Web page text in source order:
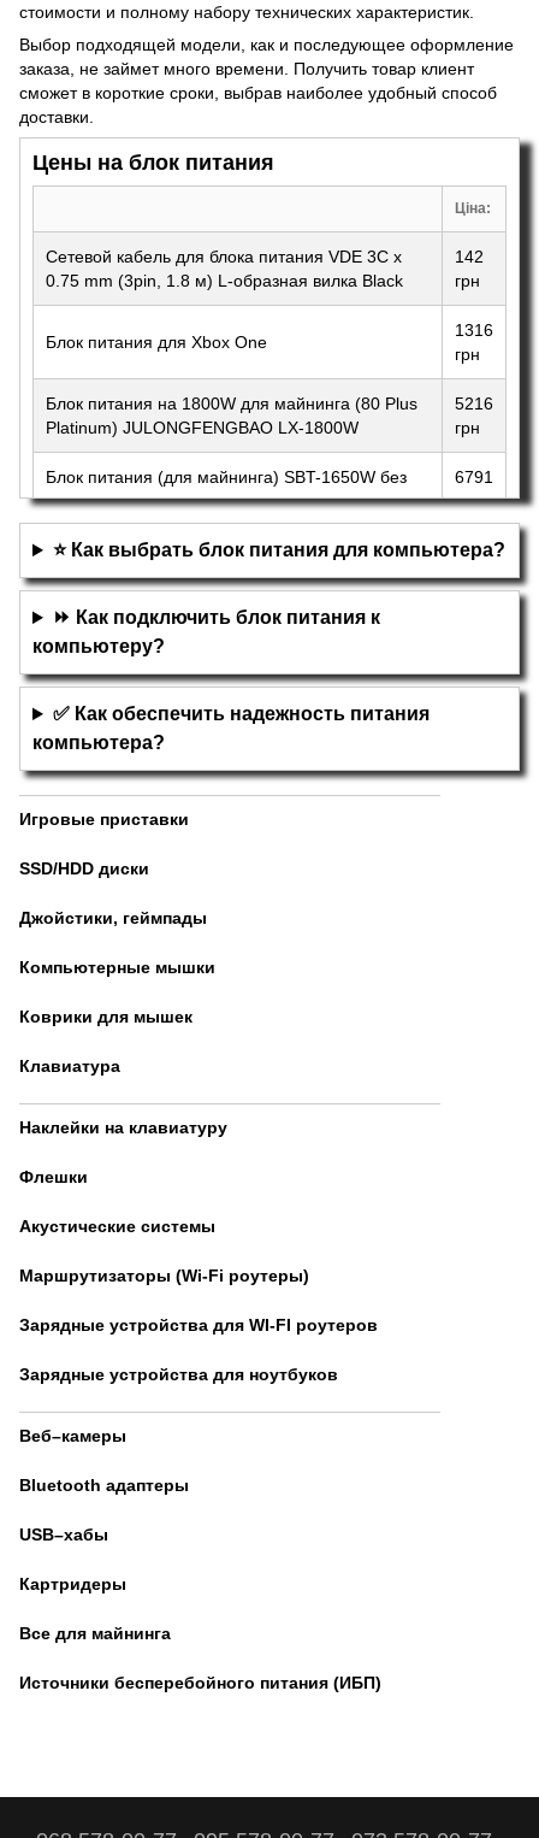
стоимости и полному набору технических характеристик.
Выбор подходящей модели, как и последующее оформление
заказа, не займет много времени. Получить товар клиент
сможет в короткие сроки, выбрав наиболее удобный способ
доставки.
Цены на блок питания
Ціна:
Сетевой кабель для блока питания VDE 3C x
0.75 mm (3pin, 1.8 м) L-образная вилка Black
142
грн
Блок питания для Xbox One
1316
грн
Блок питания на 1800W для майнинга (80 Plus
Platinum) JULONGFENGBAO LX-1800W
5216
грн
Блок питания (для майнинга) SBT-1650W без
упаковки
6791
грн
⭐ Как выбрать блок питания для компьютера?
⏩ Как подключить блок питания к
компьютеру?
✅ Как обеспечить надежность питания
компьютера?
Игровые приставки
SSD/HDD диски
Джойстики, геймпады
Компьютерные мышки
Коврики для мышек
Клавиатура
Наклейки на клавиатуру
Флешки
Акустические системы
Маршрутизаторы (Wi-Fi роутеры)
Зарядные устройства для WI-FI роутеров
Зарядные устройства для ноутбуков
Веб–камеры
Bluetooth адаптеры
USB–хабы
Картридеры
Все для майнинга
Источники бесперебойного питания (ИБП)